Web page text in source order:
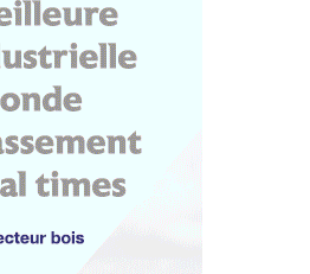
UDB: grand flou autour d’un
19 juin 2026